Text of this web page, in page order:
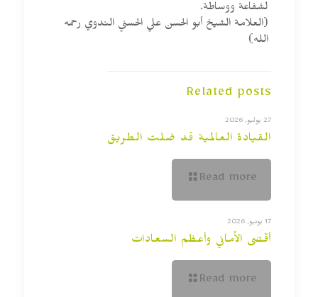
لشفاعة ووساطة.
(العلامة الشيخ أبو الحسن علي الحسني الندوي رحمه
الله)
Related posts
27 يوليو, 2026
القيادة العالمية قد ضلت الطريق
Read more
17 يونيو, 2026
أقصى الأماني وأعظم السعادات
Read more